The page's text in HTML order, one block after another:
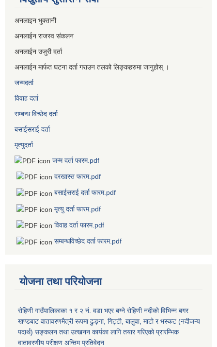
अनलाइन भुक्तानी
अनलाईन राजस्व संकलन
अनलाईन उजुरी दर्ता
अनलाईन मार्फत घटना दर्ता गराउन तलको लिङ्कहरुमा जानुहोस् ।
जन्मदर्ता
विवाह दर्ता
सम्बन्ध विच्छेद दर्ता
बसाईसराई दर्ता
मृत्युदर्ता
जन्म दर्ता फारम.pdf
दरखास्त फारम.pdf
बसाईसराई दर्ता फारम.pdf
मृत्यु दर्ता फारम.pdf
विवाह दर्ता फारम.pdf
सम्बन्धविच्छेद दर्ता फारम.pdf
योजना तथा परियोजना
रोहिणी गाउँपालिकाका १ र २ नं. वडा भएर बग्ने रोहिणी नदीको विभिन्न बगर
खण्डबाट वातावरणमैत्री रूपमा ढुङ्गा, गिट्टी, बालुवा, माटो र भस्कट (नदीजन्य
पदार्थ) सङ्कलन तथा उत्खनन कार्यका लागि तयार गरिएको प्रारम्भिक
वातावरणीय परीक्षण अन्तिम प्रतिवेदन